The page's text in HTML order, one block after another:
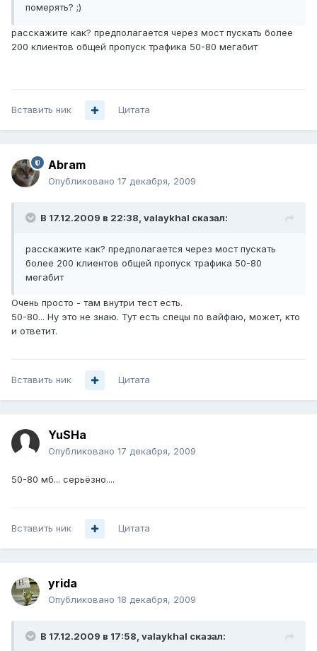
померять? ;)
расскажите как? предполагается через мост пускать более
200 клиентов общей пропуск трафика 50-80 мегабит
Вставить ник Цитата
Abram
Опубликовано 17 декабря, 2009
В 17.12.2009 в 22:38, valaykhal сказал:
расскажите как? предполагается через мост пускать
более 200 клиентов общей пропуск трафика 50-80
мегабит
Очень просто - там внутри тест есть.
50-80... Ну это не знаю. Тут есть спецы по вайфаю, может, кто
и ответит.
Вставить ник Цитата
YuSHa
Опубликовано 17 декабря, 2009
50-80 мб... серьёзно....
Вставить ник Цитата
yrida
Опубликовано 18 декабря, 2009
В 17.12.2009 в 17:58, valaykhal сказал: